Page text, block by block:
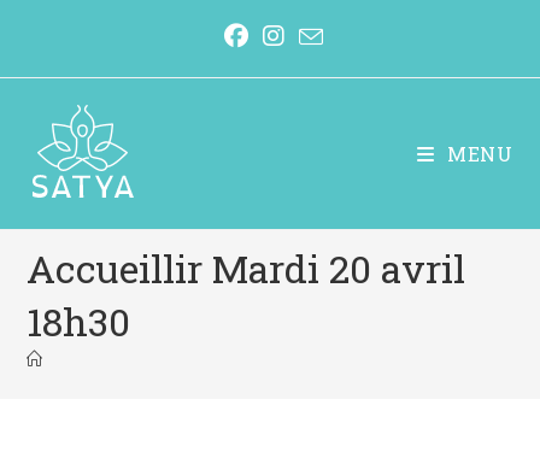
MENU
Accueillir Mardi 20 avril
18h30